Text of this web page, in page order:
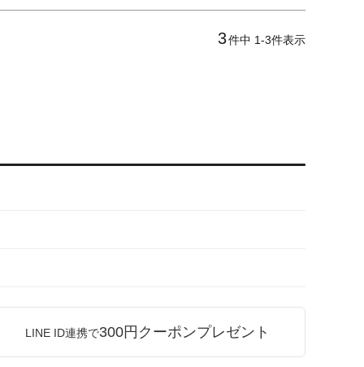
3件中 1-3件表示
LINE ID連携で300円クーポンプレゼント